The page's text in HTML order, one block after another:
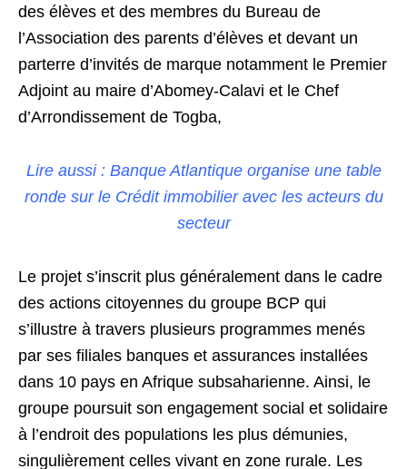
des élèves et des membres du Bureau de
l’Association des parents d’élèves et devant un
parterre d’invités de marque notamment le Premier
Adjoint au maire d’Abomey-Calavi et le Chef
d’Arrondissement de Togba,
Lire aussi : Banque Atlantique organise une table
ronde sur le Crédit immobilier avec les acteurs du
secteur
Le projet s’inscrit plus généralement dans le cadre
des actions citoyennes du groupe BCP qui
s’illustre à travers plusieurs programmes menés
par ses filiales banques et assurances installées
dans 10 pays en Afrique subsaharienne. Ainsi, le
groupe poursuit son engagement social et solidaire
à l’endroit des populations les plus démunies,
singulièrement celles vivant en zone rurale. Les